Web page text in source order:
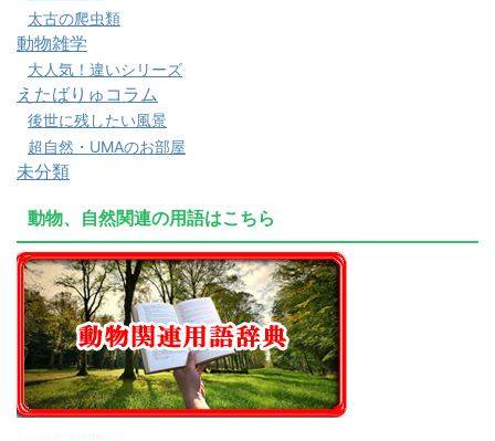
太古の爬虫類
動物雑学
大人気！違いシリーズ
えたばりゅコラム
後世に残したい風景
超自然・UMAのお部屋
未分類
動物、自然関連の用語はこちら